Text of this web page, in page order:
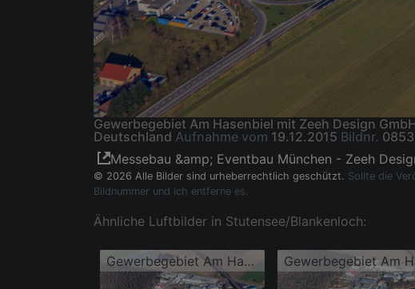
Gewerbegebiet Am Hasenbiel mit Zeeh Design
Deutschland Aufnahme vom 19.12.2015 Bildnr.
Messebau &amp; Eventbau München - Zeeh
© 2026 Alle Bilder sind urheberrechtlich geschützt. Sollte die
Bildnummer und ich entferne es.
Ähnliche Luftbilder in Stutensee/Blankenloch:
Gewerbegebiet Am Hasenbiel beim Stutensee-See